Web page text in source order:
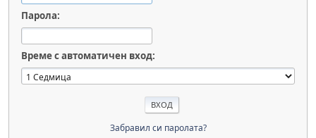
Парола:
Време с автоматичен вход:
Забравил си паролата?